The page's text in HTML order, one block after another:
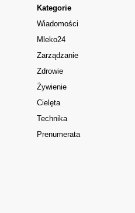
Kategorie
Wiadomości
Mleko24
Zarządzanie
Zdrowie
Żywienie
Cielęta
Technika
Prenumerata